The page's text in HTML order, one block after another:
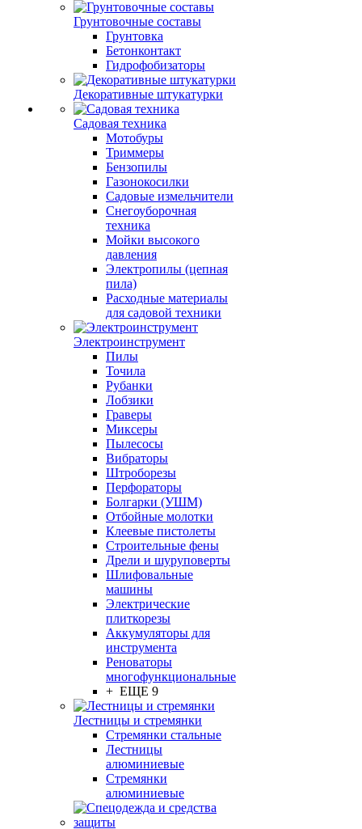
Грунтовочные составы
Грунтовка
Бетонконтакт
Гидрофобизаторы
Декоративные штукатурки
Садовая техника
Мотобуры
Триммеры
Бензопилы
Газонокосилки
Садовые измельчители
Снегоуборочная
техника
Мойки высокого
давления
Электропилы (цепная
пила)
Расходные материалы
для садовой техники
Электроинструмент
Пилы
Точила
Рубанки
Лобзики
Граверы
Миксеры
Пылесосы
Вибраторы
Штроборезы
Перфораторы
Болгарки (УШМ)
Отбойные молотки
Клеевые пистолеты
Строительные фены
Дрели и шуруповерты
Шлифовальные
машины
Электрические
плиткорезы
Аккумуляторы для
инструмента
Реноваторы
многофункциональные
+ ЕЩЕ 9
Лестницы и стремянки
Стремянки стальные
Лестницы
алюминиевые
Стремянки
алюминиевые